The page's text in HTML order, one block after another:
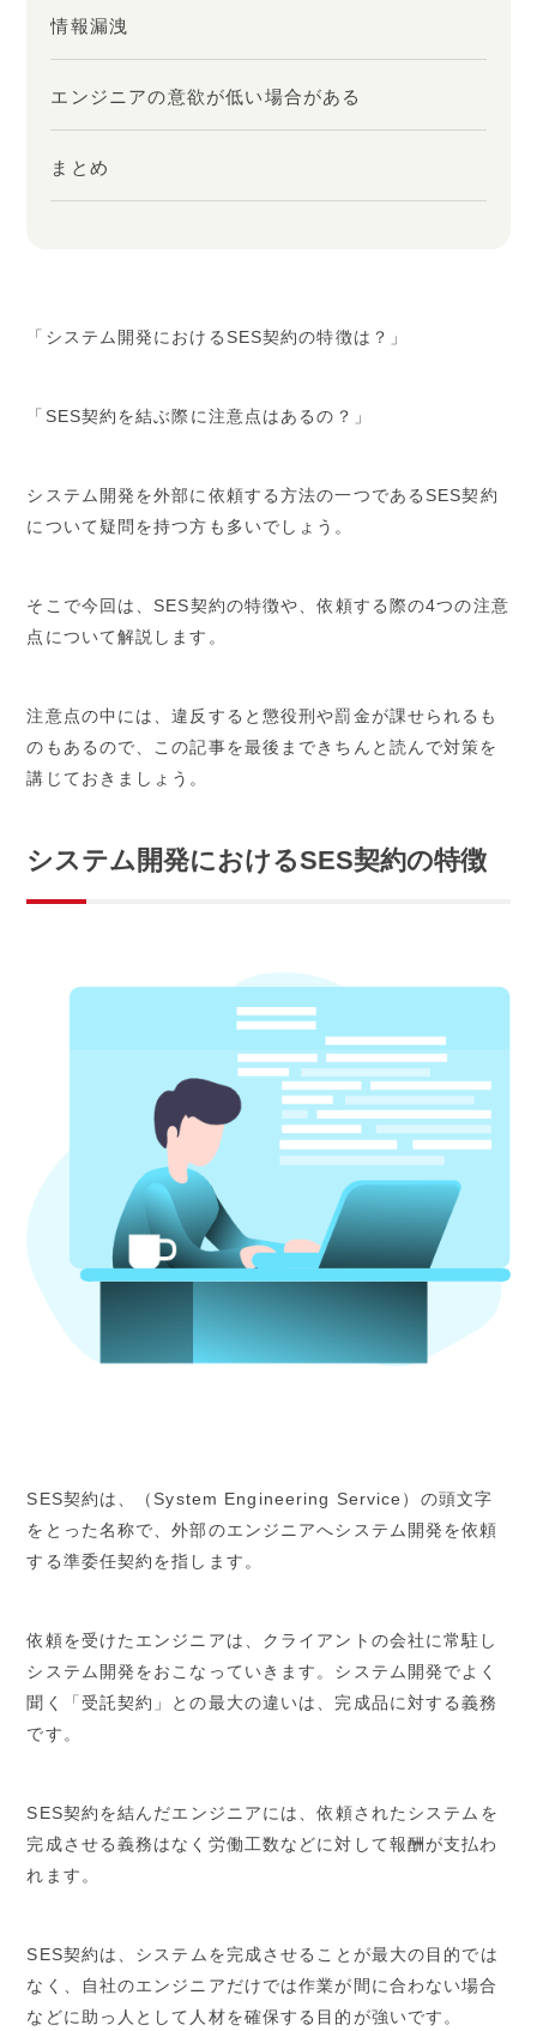
情報漏洩
エンジニアの意欲が低い場合がある
まとめ
「システム開発におけるSES契約の特徴は？」
「SES契約を結ぶ際に注意点はあるの？」
システム開発を外部に依頼する方法の一つであるSES契約
について疑問を持つ方も多いでしょう。
そこで今回は、SES契約の特徴や、依頼する際の4つの注意
点について解説します。
注意点の中には、違反すると懲役刑や罰金が課せられるも
のもあるので、この記事を最後まできちんと読んで対策を
講じておきましょう。
システム開発におけるSES契約の特徴
SES契約は、（System Engineering Service）の頭文字
をとった名称で、外部のエンジニアへシステム開発を依頼
する準委任契約を指します。
依頼を受けたエンジニアは、クライアントの会社に常駐し
システム開発をおこなっていきます。システム開発でよく
聞く「受託契約」との最大の違いは、完成品に対する義務
です。
SES契約を結んだエンジニアには、依頼されたシステムを
完成させる義務はなく労働工数などに対して報酬が支払わ
れます。
SES契約は、システムを完成させることが最大の目的では
なく、自社のエンジニアだけでは作業が間に合わない場合
などに助っ人として人材を確保する目的が強いです。